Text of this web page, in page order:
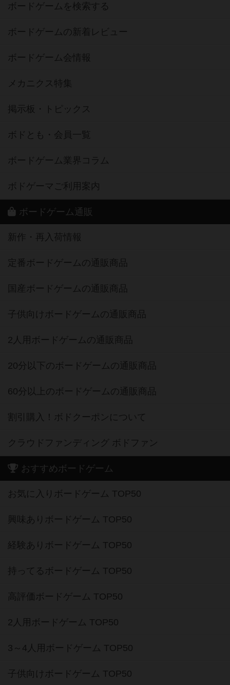
ボードゲームを検索する
ボードゲームの新着レビュー
ボードゲーム会情報
メカニクス特集
掲示板・トピックス
ボドとも・会員一覧
ボードゲーム業界コラム
ボドゲーマご利用案内
ボードゲーム通販
新作・再入荷情報
定番ボードゲームの通販商品
国産ボードゲームの通販商品
子供向けボードゲームの通販商品
2人用ボードゲームの通販商品
20分以下のボードゲームの通販商品
60分以上のボードゲームの通販商品
割引購入！ボドクーポンについて
クラウドファンディング ボドファン
おすすめボードゲーム
お気に入りボードゲーム TOP50
興味ありボードゲーム TOP50
経験ありボードゲーム TOP50
持ってるボードゲーム TOP50
高評価ボードゲーム TOP50
2人用ボードゲーム TOP50
3～4人用ボードゲーム TOP50
子供向けボードゲーム TOP50